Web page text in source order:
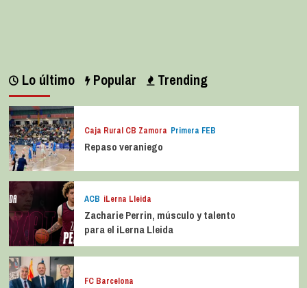
Lo último Popular Trending
Caja Rural CB Zamora Primera FEB
Repaso veraniego
ACB iLerna Lleida
Zacharie Perrin, músculo y talento
para el iLerna Lleida
FC Barcelona